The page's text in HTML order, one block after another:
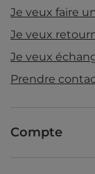
Je veux faire
Je veux
Je veux
Prendre
Compte